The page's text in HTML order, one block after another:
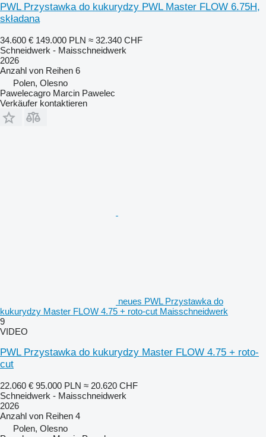
PWL Przystawka do kukurydzy PWL Master FLOW 6.75H,
składana
34.600 € 149.000 PLN ≈ 32.340 CHF
Schneidwerk - Maisschneidwerk
2026
Anzahl von Reihen 6
Polen, Olesno
Pawelecagro Marcin Pawelec
Verkäufer kontaktieren
neues PWL Przystawka do
kukurydzy Master FLOW 4.75 + roto-cut Maisschneidwerk
9
VIDEO
PWL Przystawka do kukurydzy Master FLOW 4.75 + roto-
cut
22.060 € 95.000 PLN ≈ 20.620 CHF
Schneidwerk - Maisschneidwerk
2026
Anzahl von Reihen 4
Polen, Olesno